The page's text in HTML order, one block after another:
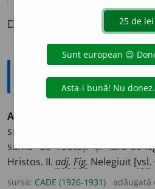
Definiția cu ID-ul 1332958:
Explicative DEX
ANTIHR
.
spune Apocalipsul, va veni la
sumă de răutăți și fără-de-
Hristos. II. adj. Fig. Nelegiuit [vsl.
sursa: CADE (1926-1931) adăugată